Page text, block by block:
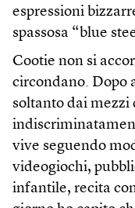
espressioni
spassosa “blue
Cootie non si
circondano. Dopo
soltanto dai mezzi
vive seguendo
videogiochi,
infantile, recita